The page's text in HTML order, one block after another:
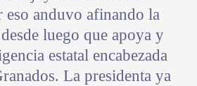
eso anduvo afinando la
luego que apoya y
estatal encabezada
La presidenta ya